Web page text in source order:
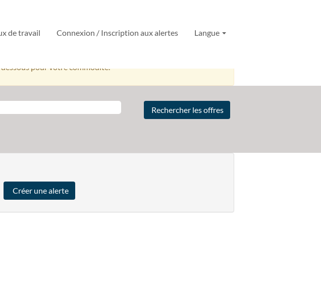
de travail Connexion / Inscription aux alertes Langue
lieu.
pour votre commodité.